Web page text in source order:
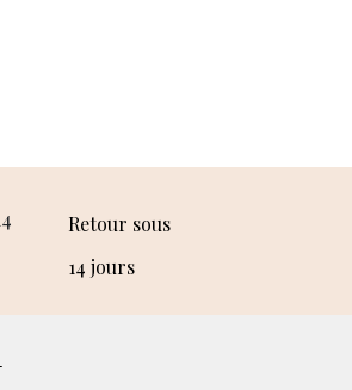
Retour sous
14 jours